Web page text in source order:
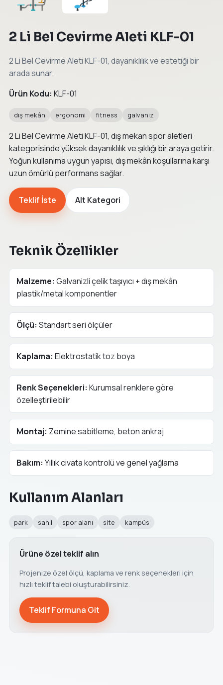
2 Li Bel Cevirme Aleti KLF-01
2 Li Bel Cevirme Aleti KLF-01, dayanıklılık ve estetiği bir
arada sunar.
Ürün Kodu: KLF-01
dış mekân ergonomi fitness galvaniz
2 Li Bel Cevirme Aleti KLF-01, dış mekan spor aletleri
kategorisinde yüksek dayanıklılık ve şıklığı bir araya getirir.
Yoğun kullanıma uygun yapısı, dış mekân koşullarına karşı
uzun ömürlü performans sağlar.
Teklif İste Alt Kategori
Teknik Özellikler
Malzeme: Galvanizli çelik taşıyıcı + dış mekân
plastik/metal komponentler
Ölçü: Standart seri ölçüler
Kaplama: Elektrostatik toz boya
Renk Seçenekleri: Kurumsal renklere göre
özelleştirilebilir
Montaj: Zemine sabitleme, beton ankraj
Bakım: Yıllık civata kontrolü ve genel yağlama
Kullanım Alanları
park sahil spor alanı site kampüs
Ürüne özel teklif alın
Projenize özel ölçü, kaplama ve renk seçenekleri için
hızlı teklif talebi oluşturabilirsiniz.
Teklif Formuna Git